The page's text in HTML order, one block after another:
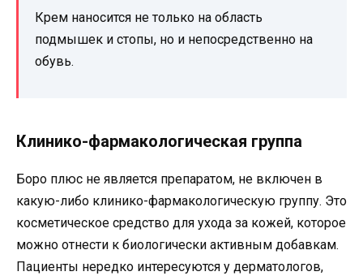
Крем наносится не только на область
подмышек и стопы, но и непосредственно на
обувь.
Клинико-фармакологическая группа
Боро плюс не является препаратом, не включен в
какую-либо клинико-фармакологическую группу. Это
косметическое средство для ухода за кожей, которое
можно отнести к биологически активным добавкам.
Пациенты нередко интересуются у дерматологов,